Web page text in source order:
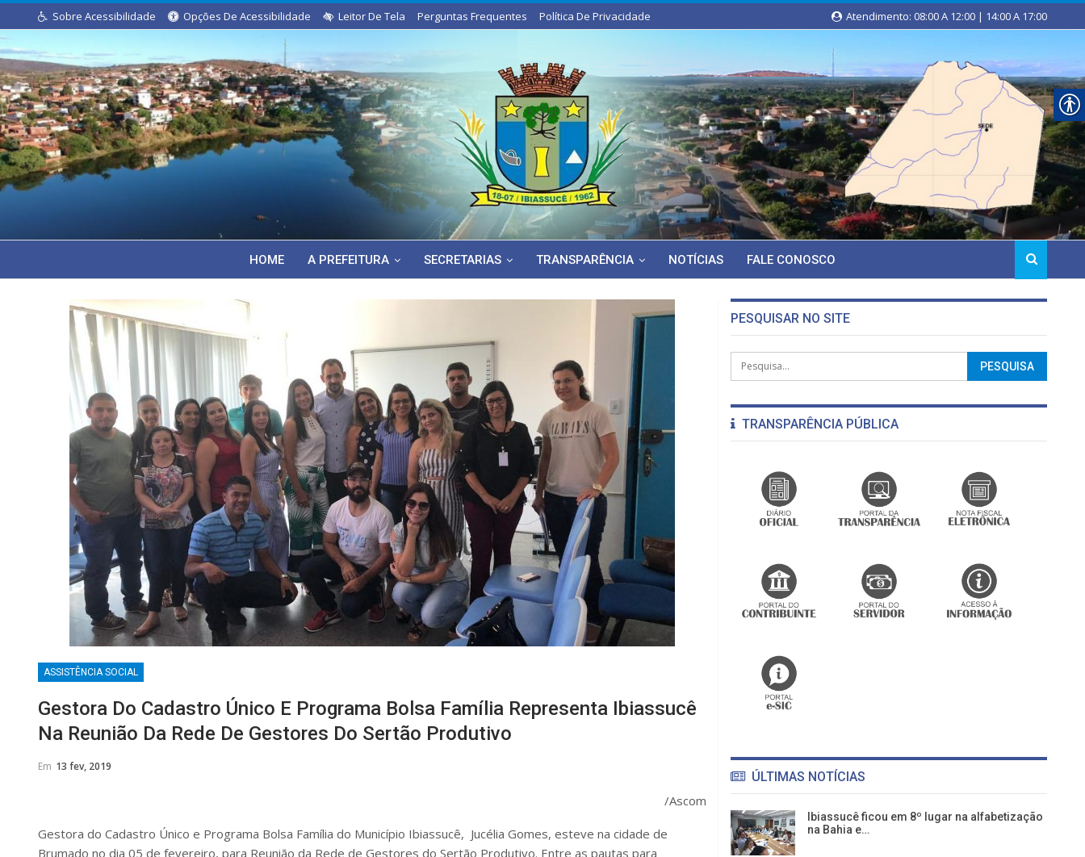
Sobre Acessibilidade Opções De Acessibilidade Leitor De Tela Perguntas Frequentes Política De Privacidade Atendimento: 08:00 A 12:00 | 14:00 A 17:00
HOME A PREFEITURA SECRETARIAS TRANSPARÊNCIA NOTÍCIAS FALE CONOSCO
ASSISTÊNCIA SOCIAL
Gestora Do Cadastro Único E Programa Bolsa Família Representa Ibiassucê
Na Reunião Da Rede De Gestores Do Sertão Produtivo
Em 13 fev, 2019
/Ascom
Gestora do Cadastro Único e Programa Bolsa Família do Município Ibiassucê, Jucélia Gomes, esteve na cidade de
Brumado no dia 05 de fevereiro, para Reunião da Rede de Gestores do Sertão Produtivo. Entre as pautas para
PESQUISAR NO SITE
TRANSPARÊNCIA PÚBLICA
ÚLTIMAS NOTÍCIAS
Ibiassucê ficou em 8º lugar na alfabetização
na Bahia e…